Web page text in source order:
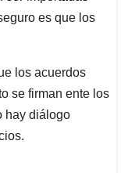
es que los
los acuerdos
se firman ente los
hay diálogo